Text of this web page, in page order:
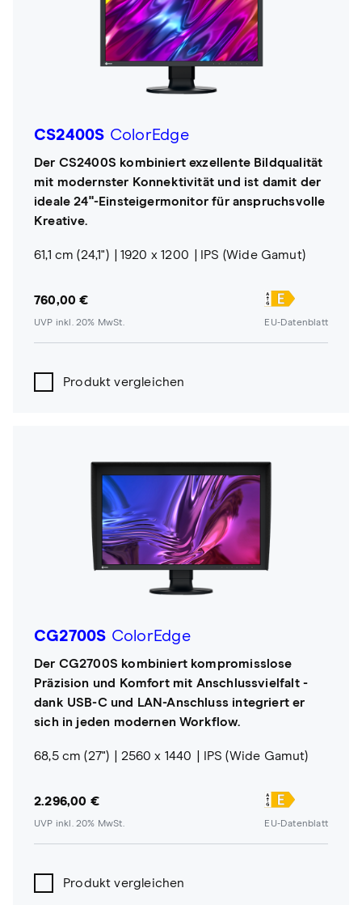
CS2400S ColorEdge
Der CS2400S kombiniert exzellente Bildqualität
mit modernster Konnektivität und ist damit der
ideale 24"-Einsteigermonitor für anspruchsvolle
Kreative.
61,1 cm (24,1") 1920 x 1200 IPS (Wide Gamut)
760,00 €
UVP inkl. 20% MwSt. EU-Datenblatt
Produkt vergleichen
CG2700S ColorEdge
Der CG2700S kombiniert kompromisslose
Präzision und Komfort mit Anschlussvielfalt -
dank USB-C und LAN-Anschluss integriert er
sich in jeden modernen Workflow.
68,5 cm (27") 2560 x 1440 IPS (Wide Gamut)
2.296,00 €
UVP inkl. 20% MwSt. EU-Datenblatt
Produkt vergleichen